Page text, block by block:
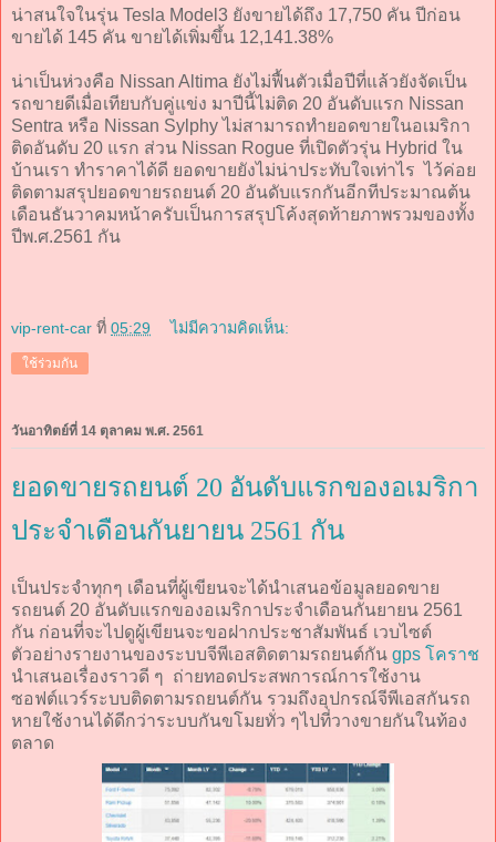
น่าสนใจในรุ่น Tesla Model3 ยังขายได้ถึง 17,750 คัน ปีก่อน
ขายได้ 145 คัน ขายได้เพิ่มขึ้น 12,141.38%
น่าเป็นห่วงคือ Nissan Altima ยังไม่ฟื้นตัวเมื่อปีที่แล้วยังจัดเป็น
รถขายดีเมื่อเทียบกับคู่แข่ง มาปีนี้ไม่ติด 20 อันดับแรก Nissan
Sentra หรือ Nissan Sylphy ไม่สามารถทำยอดขายในอเมริกา
ติดอันดับ 20 แรก ส่วน Nissan Rogue ที่เปิดตัวรุ่น Hybrid ใน
บ้านเรา ทำราคาได้ดี ยอดขายยังไม่น่าประทับใจเท่าไร ไว้ค่อย
ติดตามสรุปยอดขายรถยนต์ 20 อันดับแรกกันอีกทีประมาณต้น
เดือนธันวาคมหน้าครับเป็นการสรุปโค้งสุดท้ายภาพรวมของทั้ง
ปีพ.ศ.2561 กัน
vip-rent-car ที่ 05:29 ไม่มีความคิดเห็น:
ใช้ร่วมกัน
วันอาทิตย์ที่ 14 ตุลาคม พ.ศ. 2561
ยอดขายรถยนต์ 20 อันดับแรกของอเมริกา
ประจำเดือนกันยายน 2561 กัน
เป็นประจำทุกๆ เดือนที่ผู้เขียนจะได้นำเสนอข้อมูลยอดขาย
รถยนต์ 20 อันดับแรกของอเมริกาประจำเดือนกันยายน 2561
กัน ก่อนที่จะไปดูผู้เขียนจะขอฝากประชาสัมพันธ์ เวบไซต์
ตัวอย่างรายงานของระบบจีพีเอสติดตามรถยนต์กัน gps โคราช
นำเสนอเรื่องราวดี ๆ ถ่ายทอดประสพการณ์การใช้งาน
ซอฟต์แวร์ระบบติดตามรถยนต์กัน รวมถึงอุปกรณ์จีพีเอสกันรถ
หายใช้งานได้ดีกว่าระบบกันขโมยทั่ว ๆไปที่วางขายกันในท้อง
ตลาด